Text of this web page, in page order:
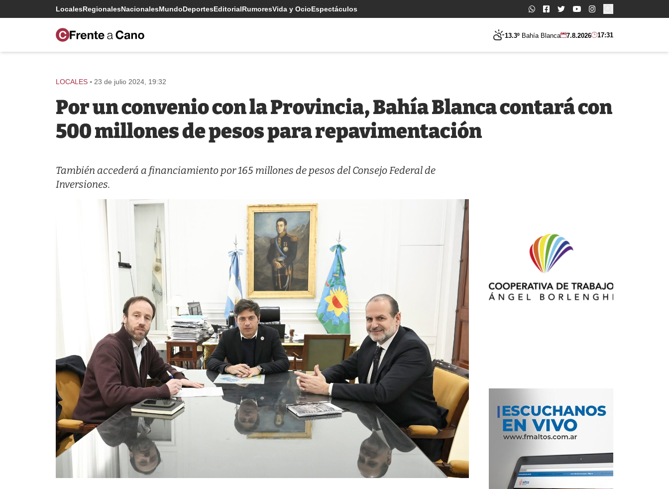
LocalesRegionalesNacionalesMundoDeportesEditorialRumoresVida y OcioEspectáculos Buscar:
13.3º Bahía Blanca 7.8.2026 17:31
LOCALES - 23 de julio 2024, 19:32
Por un convenio con la Provincia, Bahía Blanca contará con
500 millones de pesos para repavimentación
También accederá a financiamiento por 165 millones de pesos del Consejo Federal de
Inversiones.